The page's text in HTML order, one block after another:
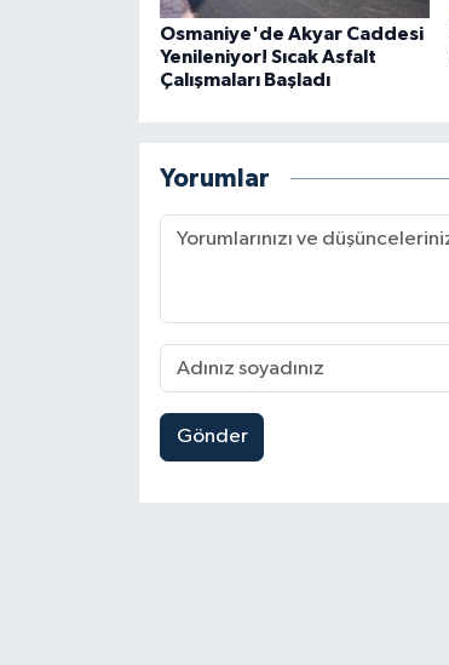
Osmaniye'de Akyar Caddesi
Yenileniyor! Sıcak Asfalt
Çalışmaları Başladı
Yorumlar
Gönder